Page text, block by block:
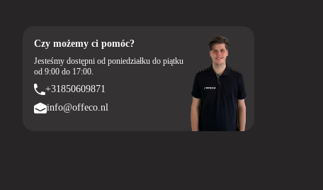
Czy możemy ci pomóc?
Jesteśmy dostępni od poniedziałku do piątku
od 9:00 do 17:00.
+31850609871
info@offeco.nl